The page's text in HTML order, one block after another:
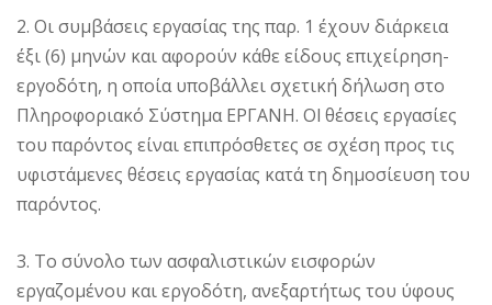
2. Οι συμβάσεις εργασίας της παρ. 1 έχουν διάρκεια
έξι (6) μηνών και αφορούν κάθε είδους επιχείρηση-
εργοδότη, η οποία υποβάλλει σχετική δήλωση στο
Πληροφοριακό Σύστημα ΕΡΓΑΝΗ. Ol θέσεις εργασίες
του παρόντος είναι επιπρόσθετες σε σχέση προς τις
υφιστάμενες θέσεις εργασίας κατά τη δημοσίευση του
παρόντος.
3. Το σύνολο των ασφαλιστικών εισφορών
εργαζομένου και εργοδότη, ανεξαρτήτως του ύφους